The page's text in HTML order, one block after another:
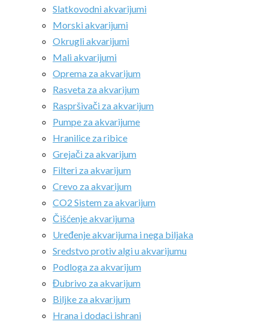
Slatkovodni akvarijumi
Morski akvarijumi
Okrugli akvarijumi
Mali akvarijumi
Oprema za akvarijum
Rasveta za akvarijum
Raspršivači za akvarijum
Pumpe za akvarijume
Hranilice za ribice
Grejači za akvarijum
Filteri za akvarijum
Crevo za akvarijum
CO2 Sistem za akvarijum
Čišćenje akvarijuma
Uređenje akvarijuma i nega biljaka
Sredstvo protiv algi u akvarijumu
Podloga za akvarijum
Đubrivo za akvarijum
Biljke za akvarijum
Hrana i dodaci ishrani